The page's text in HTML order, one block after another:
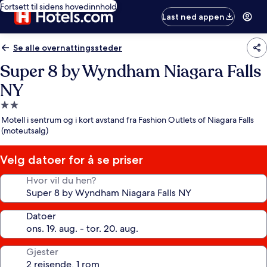
Fortsett til sidens hovedinnhold
Last ned appen
Se alle overnattingssteder
Super 8 by Wyndham Niagara Falls
NY
Overnattingssted
med
2.0
stjerner
Motell i sentrum og i kort avstand fra Fashion Outlets of Niagara Falls
(moteutsalg)
Velg datoer for å se priser
Hvor vil du hen?
Datoer
Gjester